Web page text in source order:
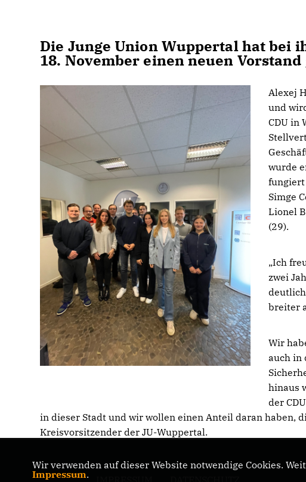
Die Junge Union Wuppertal hat bei
18. November einen neuen
Alexej
und
CDU in
wurde
fungiert
Simge
Lionel
(29).
Ich
zwei
breiter
Wir
auch in
hinaus
der
in dieser Stadt und wir wollen einen Anteil daran haben,
Kreisvorsitzender der JU-Wuppertal.
Wir verwenden auf dieser Website notwendige Cookies.
Impressum.